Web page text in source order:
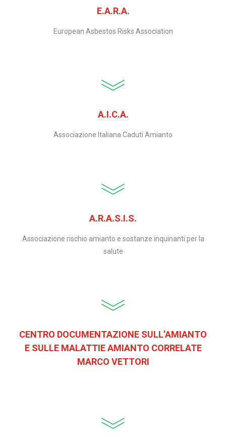
E.A.R.A.
European Asbestos Risks Association
A.I.C.A.
Associazione Italiana Caduti Amianto
A.R.A.S.I.S.
Associazione rischio amianto e sostanze inquinanti per la
salute
CENTRO DOCUMENTAZIONE SULL’AMIANTO
E SULLE MALATTIE AMIANTO CORRELATE
MARCO VETTORI